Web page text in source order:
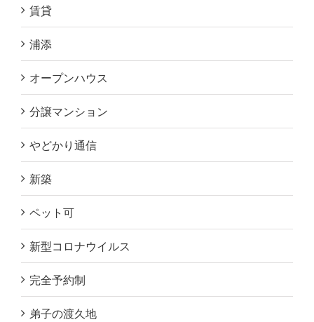
賃貸
浦添
オープンハウス
分譲マンション
やどかり通信
新築
ペット可
新型コロナウイルス
完全予約制
弟子の渡久地